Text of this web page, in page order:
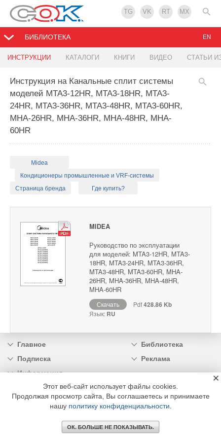
TG VK RT MX
БИБЛИОТЕКА
ИНСТРУКЦИИ КАТАЛОГИ КНИГИ ВИДЕО СТАТЬИ
EN
Инструкция на Канальные сплит системы
моделей MTA3-12HR, MTA3-18HR, MTA3-
24HR, MTA3-36HR, MTA3-48HR, MTA3-60HR,
MHA-26HR, MHA-36HR, MHA-48HR, MHA-
60HR
Midea
Кондиционеры промышленные и VRF-системы
Страница бренда
Где купить?
MIDEA
Руководство по эксплуатации
для моделей: MTA3-12HR, MTA3-
18HR, MTA3-24HR, MTA3-36HR,
MTA3-48HR, MTA3-60HR, MHA-
26HR, MHA-36HR, MHA-48HR,
MHA-60HR
Скачать Pdf428.86 Kb
Язык: RU
Главное
Библиотека
Подписка
Реклама
Информация
© 2002 - 2026 OOO Издательский дом «МЕДИА ТЕХНОЛОДЖИ» +7 (495) 665-00-
00
Этот веб-сайт использует файлы cookies.
Продолжая просмотр сайта, Вы соглашаетесь и принимаете
нашу политику конфиденциальности
ОК. БОЛЬШЕ НЕ ПОКАЗЫВАТЬ.
×